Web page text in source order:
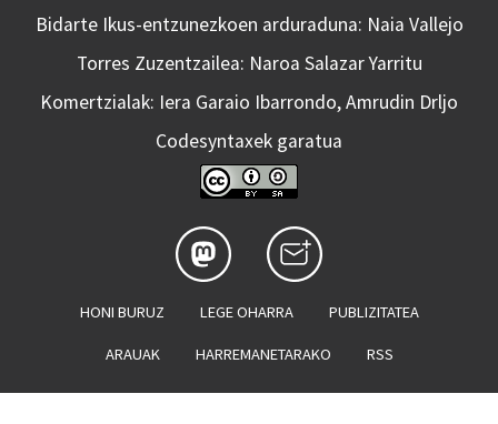
Bidarte Ikus-entzunezkoen arduraduna: Naia Vallejo
Torres Zuzentzailea: Naroa Salazar Yarritu
Komertzialak: Iera Garaio Ibarrondo, Amrudin Drljo
Codesyntaxek garatua
HONI BURUZ LEGE OHARRA PUBLIZITATEA
ARAUAK HARREMANETARAKO RSS